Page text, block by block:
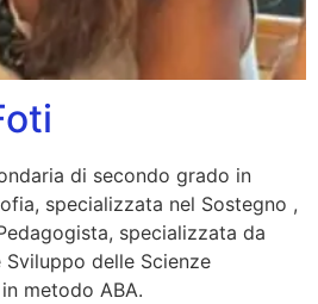
di secondo grado in
specializzata nel Sostegno ,
specializzata da
delle Scienze
metodo ABA.